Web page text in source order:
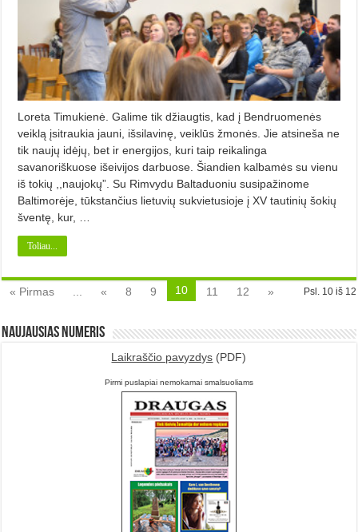
Loreta Timukienė. Galime tik džiaugtis, kad į Bendruomenės
veiklą įsitraukia jauni, išsilavinę, veiklūs žmonės. Jie atsineša ne
tik naujų idėjų, bet ir energijos, kuri taip reikalinga
savanoriškuose išeivijos darbuose. Šiandien kalbamės su vienu
iš tokių ,,naujokų”. Su Rimvydu Baltaduoniu susipažinome
Baltimorėje, tūkstančius lietuvių sukvietusioje į XV tautinių šokių
šventę, kur, …
Toliau...
Psl. 10 iš 12
« Pirmas « 8 9 10 11 12 »
Naujausias numeris
Laikraščio pavyzdys (PDF)
Pirmi puslapiai nemokamai smalsuoliams